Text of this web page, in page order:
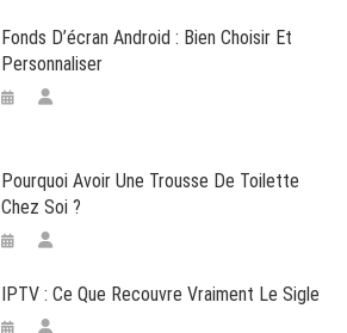
Fonds D’écran Android : Bien Choisir Et
Personnaliser
Pourquoi Avoir Une Trousse De Toilette
Chez Soi ?
IPTV : Ce Que Recouvre Vraiment Le Sigle